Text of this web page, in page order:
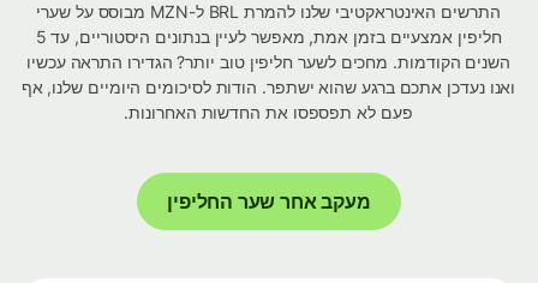
התרשים האינטראקטיבי שלנו להמרת BRL ל-MZN מבוסס על שערי
חליפין אמצעיים בזמן אמת, מאפשר לעיין בנתונים היסטוריים, עד 5
השנים הקודמות. מחכים לשער חליפין טוב יותר? הגדירו התראה עכשיו
ואנו נעדכן אתכם ברגע שהוא ישתפר. הודות לסיכומים היומיים שלנו, אף
פעם לא תפספסו את החדשות האחרונות.
מעקב אחר שער החליפין